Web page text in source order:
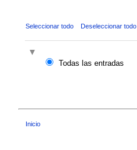
Seleccionar todo Deseleccionar todo
Todas las entradas
Inicio